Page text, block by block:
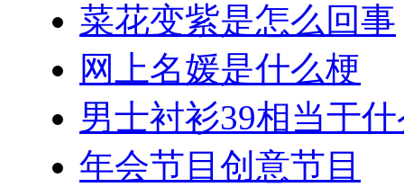
菜花变紫是怎么回事
网上名媛是什么梗
男士衬衫39相当于
年会节目创意节目